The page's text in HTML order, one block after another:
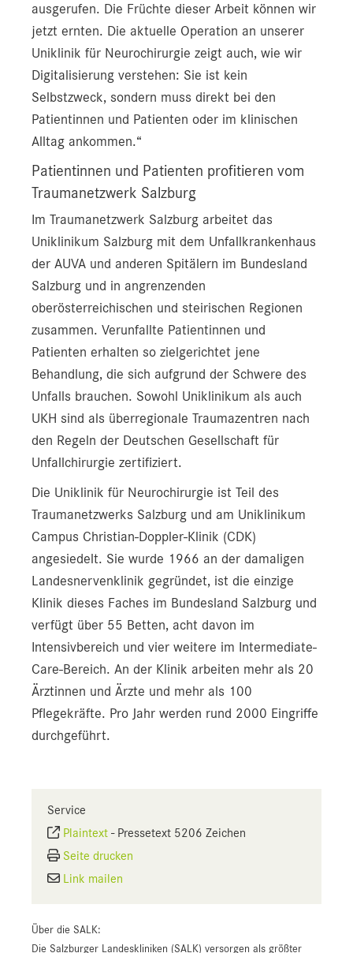
ausgerufen. Die Früchte dieser Arbeit können wir
jetzt ernten. Die aktuelle Operation an unserer
Uniklinik für Neurochirurgie zeigt auch, wie wir
Digitalisierung verstehen: Sie ist kein
Selbstzweck, sondern muss direkt bei den
Patientinnen und Patienten oder im klinischen
Alltag ankommen.“
Patientinnen und Patienten profitieren vom
Traumanetzwerk Salzburg
Im Traumanetzwerk Salzburg arbeitet das
Uniklinikum Salzburg mit dem Unfallkrankenhaus
der AUVA und anderen Spitälern im Bundesland
Salzburg und in angrenzenden
oberösterreichischen und steirischen Regionen
zusammen. Verunfallte Patientinnen und
Patienten erhalten so zielgerichtet jene
Behandlung, die sich aufgrund der Schwere des
Unfalls brauchen. Sowohl Uniklinikum als auch
UKH sind als überregionale Traumazentren nach
den Regeln der Deutschen Gesellschaft für
Unfallchirurgie zertifiziert.
Die Uniklinik für Neurochirurgie ist Teil des
Traumanetzwerks Salzburg und am Uniklinikum
Campus Christian-Doppler-Klinik (CDK)
angesiedelt. Sie wurde 1966 an der damaligen
Landesnervenklinik gegründet, ist die einzige
Klinik dieses Faches im Bundesland Salzburg und
verfügt über 55 Betten, acht davon im
Intensivbereich und vier weitere im Intermediate-
Care-Bereich. An der Klinik arbeiten mehr als 20
Ärztinnen und Ärzte und mehr als 100
Pflegekräfte. Pro Jahr werden rund 2000 Eingriffe
durchgeführt.
Service
Plaintext - Pressetext 5206 Zeichen
Seite drucken
Link mailen
Über die SALK:
Die Salzburger Landeskliniken (SALK) versorgen als größter